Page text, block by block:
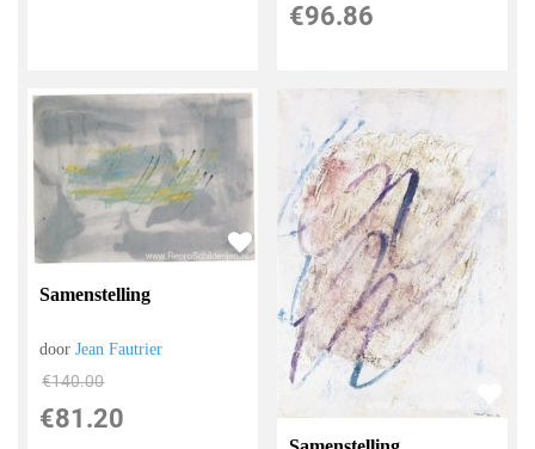
€96.86
Samenstelling
doorJean Fautrier
€140.00
€81.20